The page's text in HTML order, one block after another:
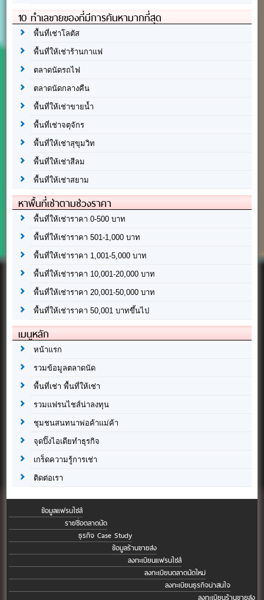
10 ทำเลขายของที่มีการค้นหามากที่สุด
พื้นที่เช่าโลตัส
พื้นที่ให้เช่าร้านกาแฟ
ตลาดนัดรถไฟ
ตลาดนัดกลางคืน
พื้นที่ให้เช่าขายน้ำ
พื้นที่เช่าจตุจักร
พื้นที่ให้เช่าสุขุมวิท
พื้นที่ให้เช่าสีลม
พื้นที่ให้เช่าสยาม
หาพื้นที่เช่าตามช่วงราคา
พื้นที่ให้เช่าราคา 0-500 บาท
พื้นที่ให้เช่าราคา 501-1,000 บาท
พื้นที่ให้เช่าราคา 1,001-5,000 บาท
พื้นที่ให้เช่าราคา 10,001-20,000 บาท
พื้นที่ให้เช่าราคา 20,001-50,000 บาท
พื้นที่ให้เช่าราคา 50,001 บาทขึ้นไป
เมนูหลัก
หน้าแรก
รวมข้อมูลตลาดนัด
พื้นที่เช่า พื้นที่ให้เช่า
รวมแฟรนไชส์น่าลงทุน
ชุมชนสนทนาพ่อค้าแม่ค้า
จุดปิ๊งไอเดียทำธุรกิจ
เกร็ดความรู้การเช่า
ติดต่อเรา
ข้อมูลแฟรนไชส์
รายชื่อตลาดนัด
ธุรกิจ Case Study
ข้อมูลร้านขายส่ง
ลงทะเบียนแฟรนไชส์
ลงทะเบียนตลาดนัดใหม่
ลงทะเบียนธุรกิจน่าสนใจ